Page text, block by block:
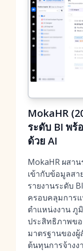
MokaHR
ระดับ BI พร้
ด้วย AI
MokaHR ผสา
เข้ากับข้อมูลสา
รายงานระดับ
ครอบคลุมการ
ตำแหน่งงาน ภู
ประสิทธิภาพขอ
มาตรฐานของ
ต้นทุนการจ้าง